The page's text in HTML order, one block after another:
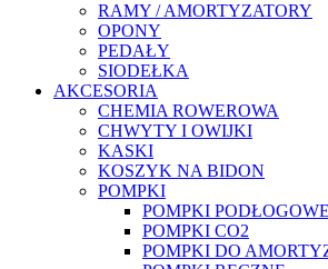
RAMY / AMORTYZATORY
OPONY
PEDAŁY
SIODEŁKA
AKCESORIA
CHEMIA ROWEROWA
CHWYTY I OWIJKI
KASKI
KOSZYK NA BIDON
POMPKI
POMPKI PODŁOGOWE
POMPKI CO2
POMPKI DO